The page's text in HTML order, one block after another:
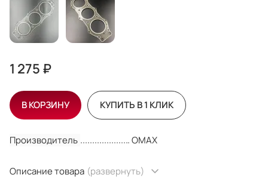
Производитель OMAX
Описание товара (развернуть)
1 275 ₽
В КОРЗИНУ КУПИТЬ В 1 КЛИК